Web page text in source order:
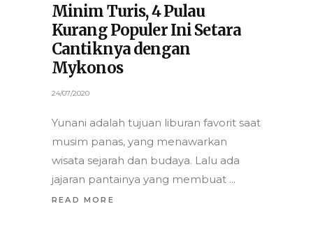
Minim Turis, 4 Pulau
Kurang Populer Ini Setara
Cantiknya dengan
Mykonos
24/07/2020
Yunani adalah tujuan liburan favorit saat
musim panas, yang menawarkan
wisata sejarah dan budaya. Lalu ada
jajaran pantainya yang membuat
READ MORE